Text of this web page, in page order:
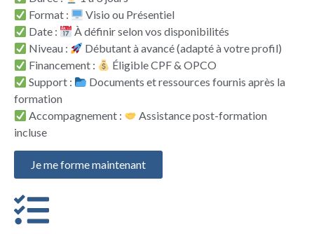
Format :
Visio ou Présentiel
Date :
À définir selon vos disponibilités
Niveau :
Débutant à avancé (adapté à votre profil)
Financement :
Éligible CPF & OPCO
Support :
Documents et ressources fournis après la
formation
Accompagnement :
Assistance post-formation
incluse
Je me forme maintenant